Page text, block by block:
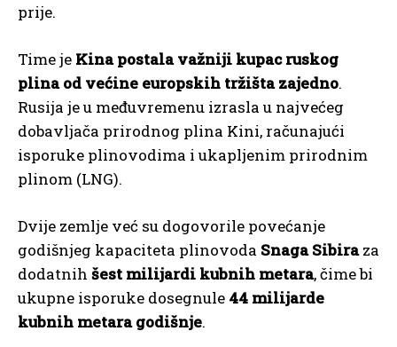
prije.
Time je Kina postala važniji kupac ruskog
plina od većine europskih tržišta zajedno.
Rusija je u međuvremenu izrasla u najvećeg
dobavljača prirodnog plina Kini, računajući
isporuke plinovodima i ukapljenim prirodnim
plinom (LNG).
Dvije zemlje već su dogovorile povećanje
godišnjeg kapaciteta plinovoda Snaga Sibiraza
dodatnih šest milijardi kubnih metara, čime bi
ukupne isporuke dosegnule 44 milijarde
kubnih metara godišnje.